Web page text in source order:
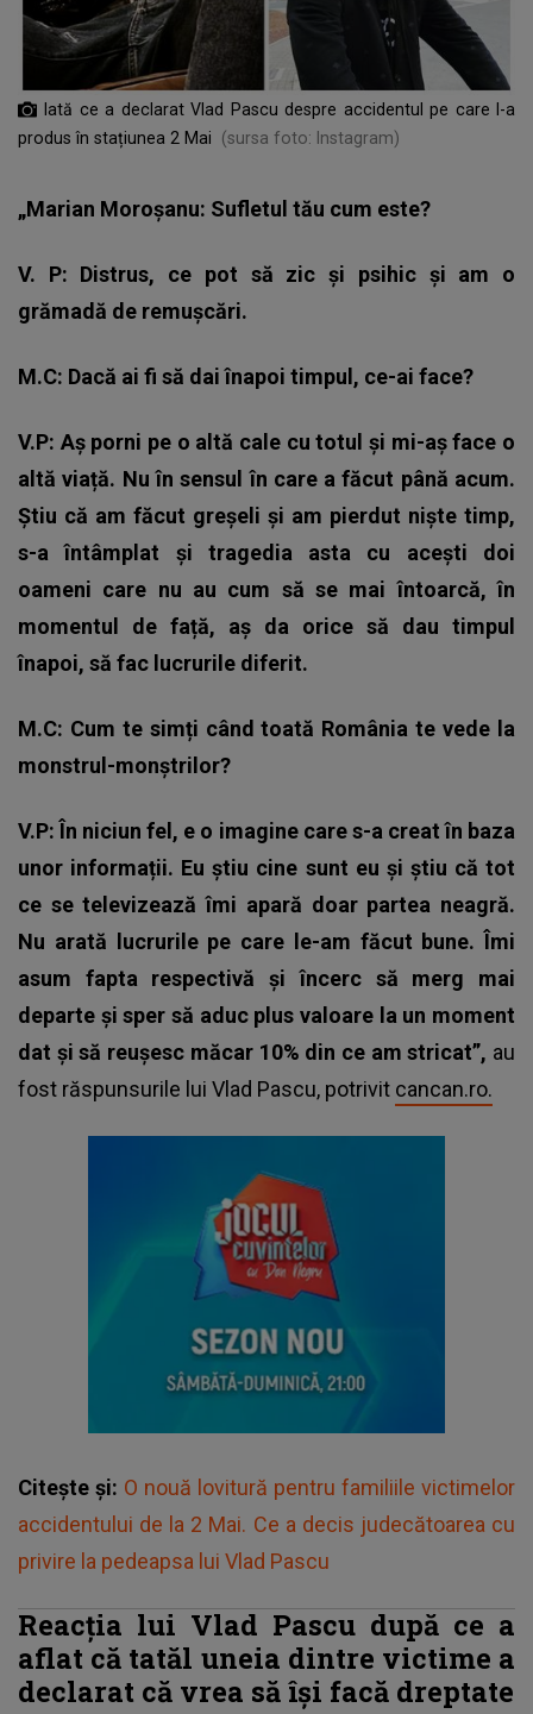
Iată ce a declarat Vlad Pascu despre accidentul pe care l-a
produs în stațiunea 2 Mai
(sursa foto: Instagram)
„Marian Moroșanu: Sufletul tău cum este?
V. P: Distrus, ce pot să zic și psihic și am o
grămadă de remușcări.
M.C: Dacă ai fi să dai înapoi timpul, ce-ai face?
V.P: Aș porni pe o altă cale cu totul și mi-aș face o
altă viață. Nu în sensul în care a făcut până acum.
Știu că am făcut greșeli și am pierdut niște timp,
s-a întâmplat și tragedia asta cu acești doi
oameni care nu au cum să se mai întoarcă, în
momentul de față, aș da orice să dau timpul
înapoi, să fac lucrurile diferit.
M.C: Cum te simți când toată România te vede la
monstrul-monștrilor?
V.P: În niciun fel, e o imagine care s-a creat în baza
unor informații. Eu știu cine sunt eu și știu că tot
ce se televizează îmi apară doar partea neagră.
Nu arată lucrurile pe care le-am făcut bune. Îmi
asum fapta respectivă și încerc să merg mai
departe și sper să aduc plus valoare la un moment
dat și să reușesc măcar 10% din ce am stricat”, au
fost răspunsurile lui Vlad Pascu, potrivit cancan.ro.
Citește și: O nouă lovitură pentru familiile victimelor
accidentului de la 2 Mai. Ce a decis judecătoarea cu
privire la pedeapsa lui Vlad Pascu
Reacția lui Vlad Pascu după ce a
aflat că tatăl uneia dintre victime a
declarat că vrea să își facă dreptate